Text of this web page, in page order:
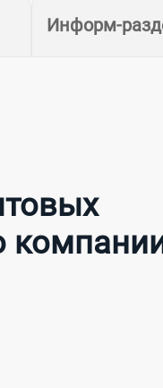
Информ-